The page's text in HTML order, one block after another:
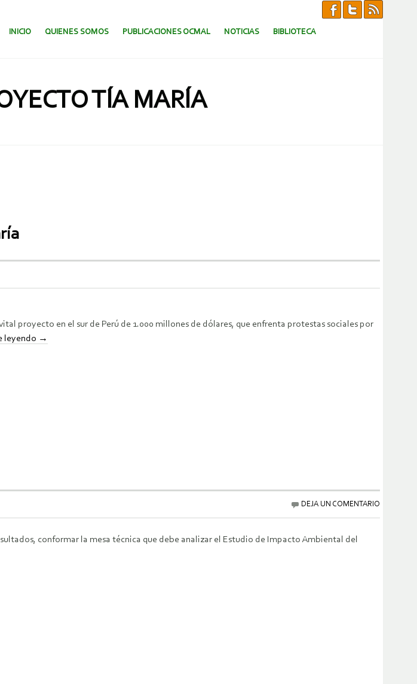
SALTAR AL CONTENIDO.
INICIO QUIENES SOMOS PUBLICACIONES OCMAL NOTICIAS BIBLIOTECA
TÍA MARÍA
proyecto en el sur de Perú de 1.000 millones de dólares, que enfrenta protestas sociales por
leyendo →
DEJA UN COMENTARIO
conformar la mesa técnica que debe analizar el Estudio de Impacto Ambiental del